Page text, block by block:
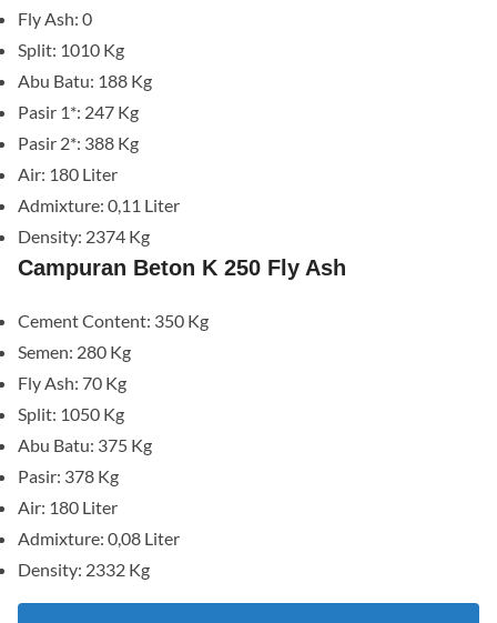
Fly Ash: 0
Split: 1010 Kg
Abu Batu: 188 Kg
Pasir 1*: 247 Kg
Pasir 2*: 388 Kg
Air: 180 Liter
Admixture: 0,11 Liter
Density: 2374 Kg
Campuran Beton K 250 Fly Ash
Cement Content: 350 Kg
Semen: 280 Kg
Fly Ash: 70 Kg
Split: 1050 Kg
Abu Batu: 375 Kg
Pasir: 378 Kg
Air: 180 Liter
Admixture: 0,08 Liter
Density: 2332 Kg